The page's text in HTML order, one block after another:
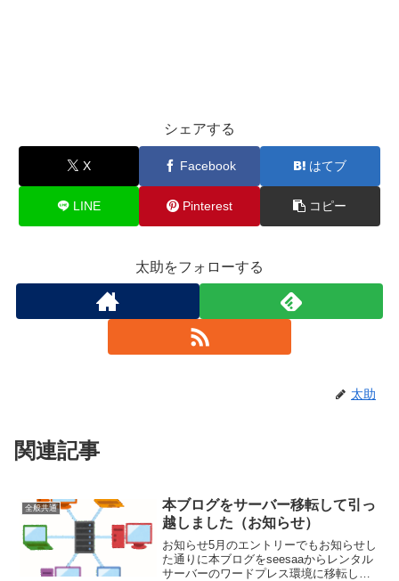
シェアする
X Facebook はてブ
LINE Pinterest コピー
太助をフォローする
太助
関連記事
全般共通
本ブログをサーバー移転して引っ
越しました（お知らせ）
お知らせ5月のエントリーでもお知らせし
た通りに本ブログをseesaaからレンタル
サーバーのワードプレス環境に移転して